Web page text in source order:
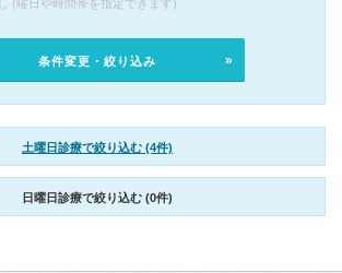
(曜日や時間帯を指定できます)
条件変更・絞り込み
土曜日診療で絞り込む (4件)
日曜日診療で絞り込む (0件)